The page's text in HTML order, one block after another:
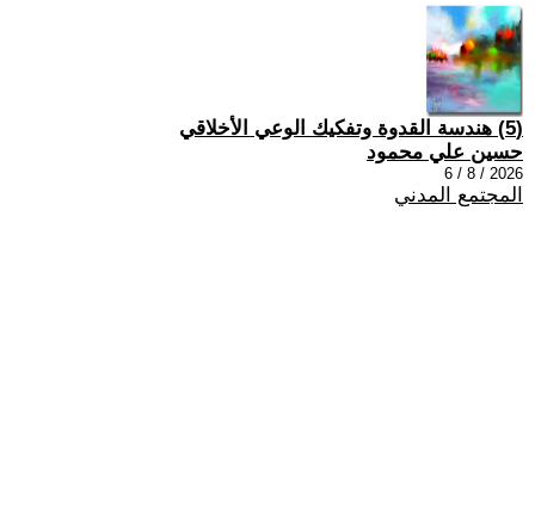
(5) هندسة القدوة وتفكيك الوعي الأخلاقي
حسين علي محمود
2026 / 8 / 6
المجتمع المدني